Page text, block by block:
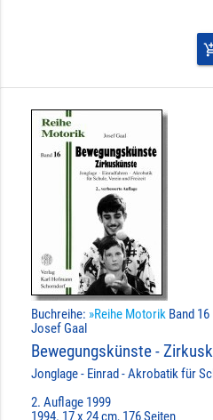
Buchreihe: »Reihe MotorikBand 16
Josef Gaal
Bewegungskünste -
Jonglage - Einrad - Akrobatik für
2. Auflage 1999
1994. 17 x 24 cm, 176 Seiten